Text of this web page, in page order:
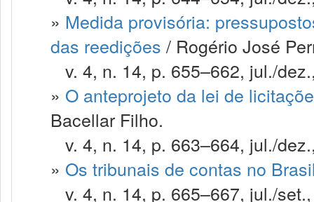
» Medida provisória:
das reedições / Rogério José
v. 4, n. 14, p. 655–662, jul./
» O anteprojeto da lei de
Bacellar Filho.
v. 4, n. 14, p. 663–664, jul./
» Os tribunais de contas no
v. 4, n. 14, p. 665–667, jul./